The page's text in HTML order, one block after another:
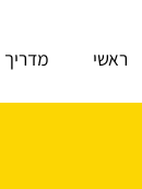
ראשי מדריך